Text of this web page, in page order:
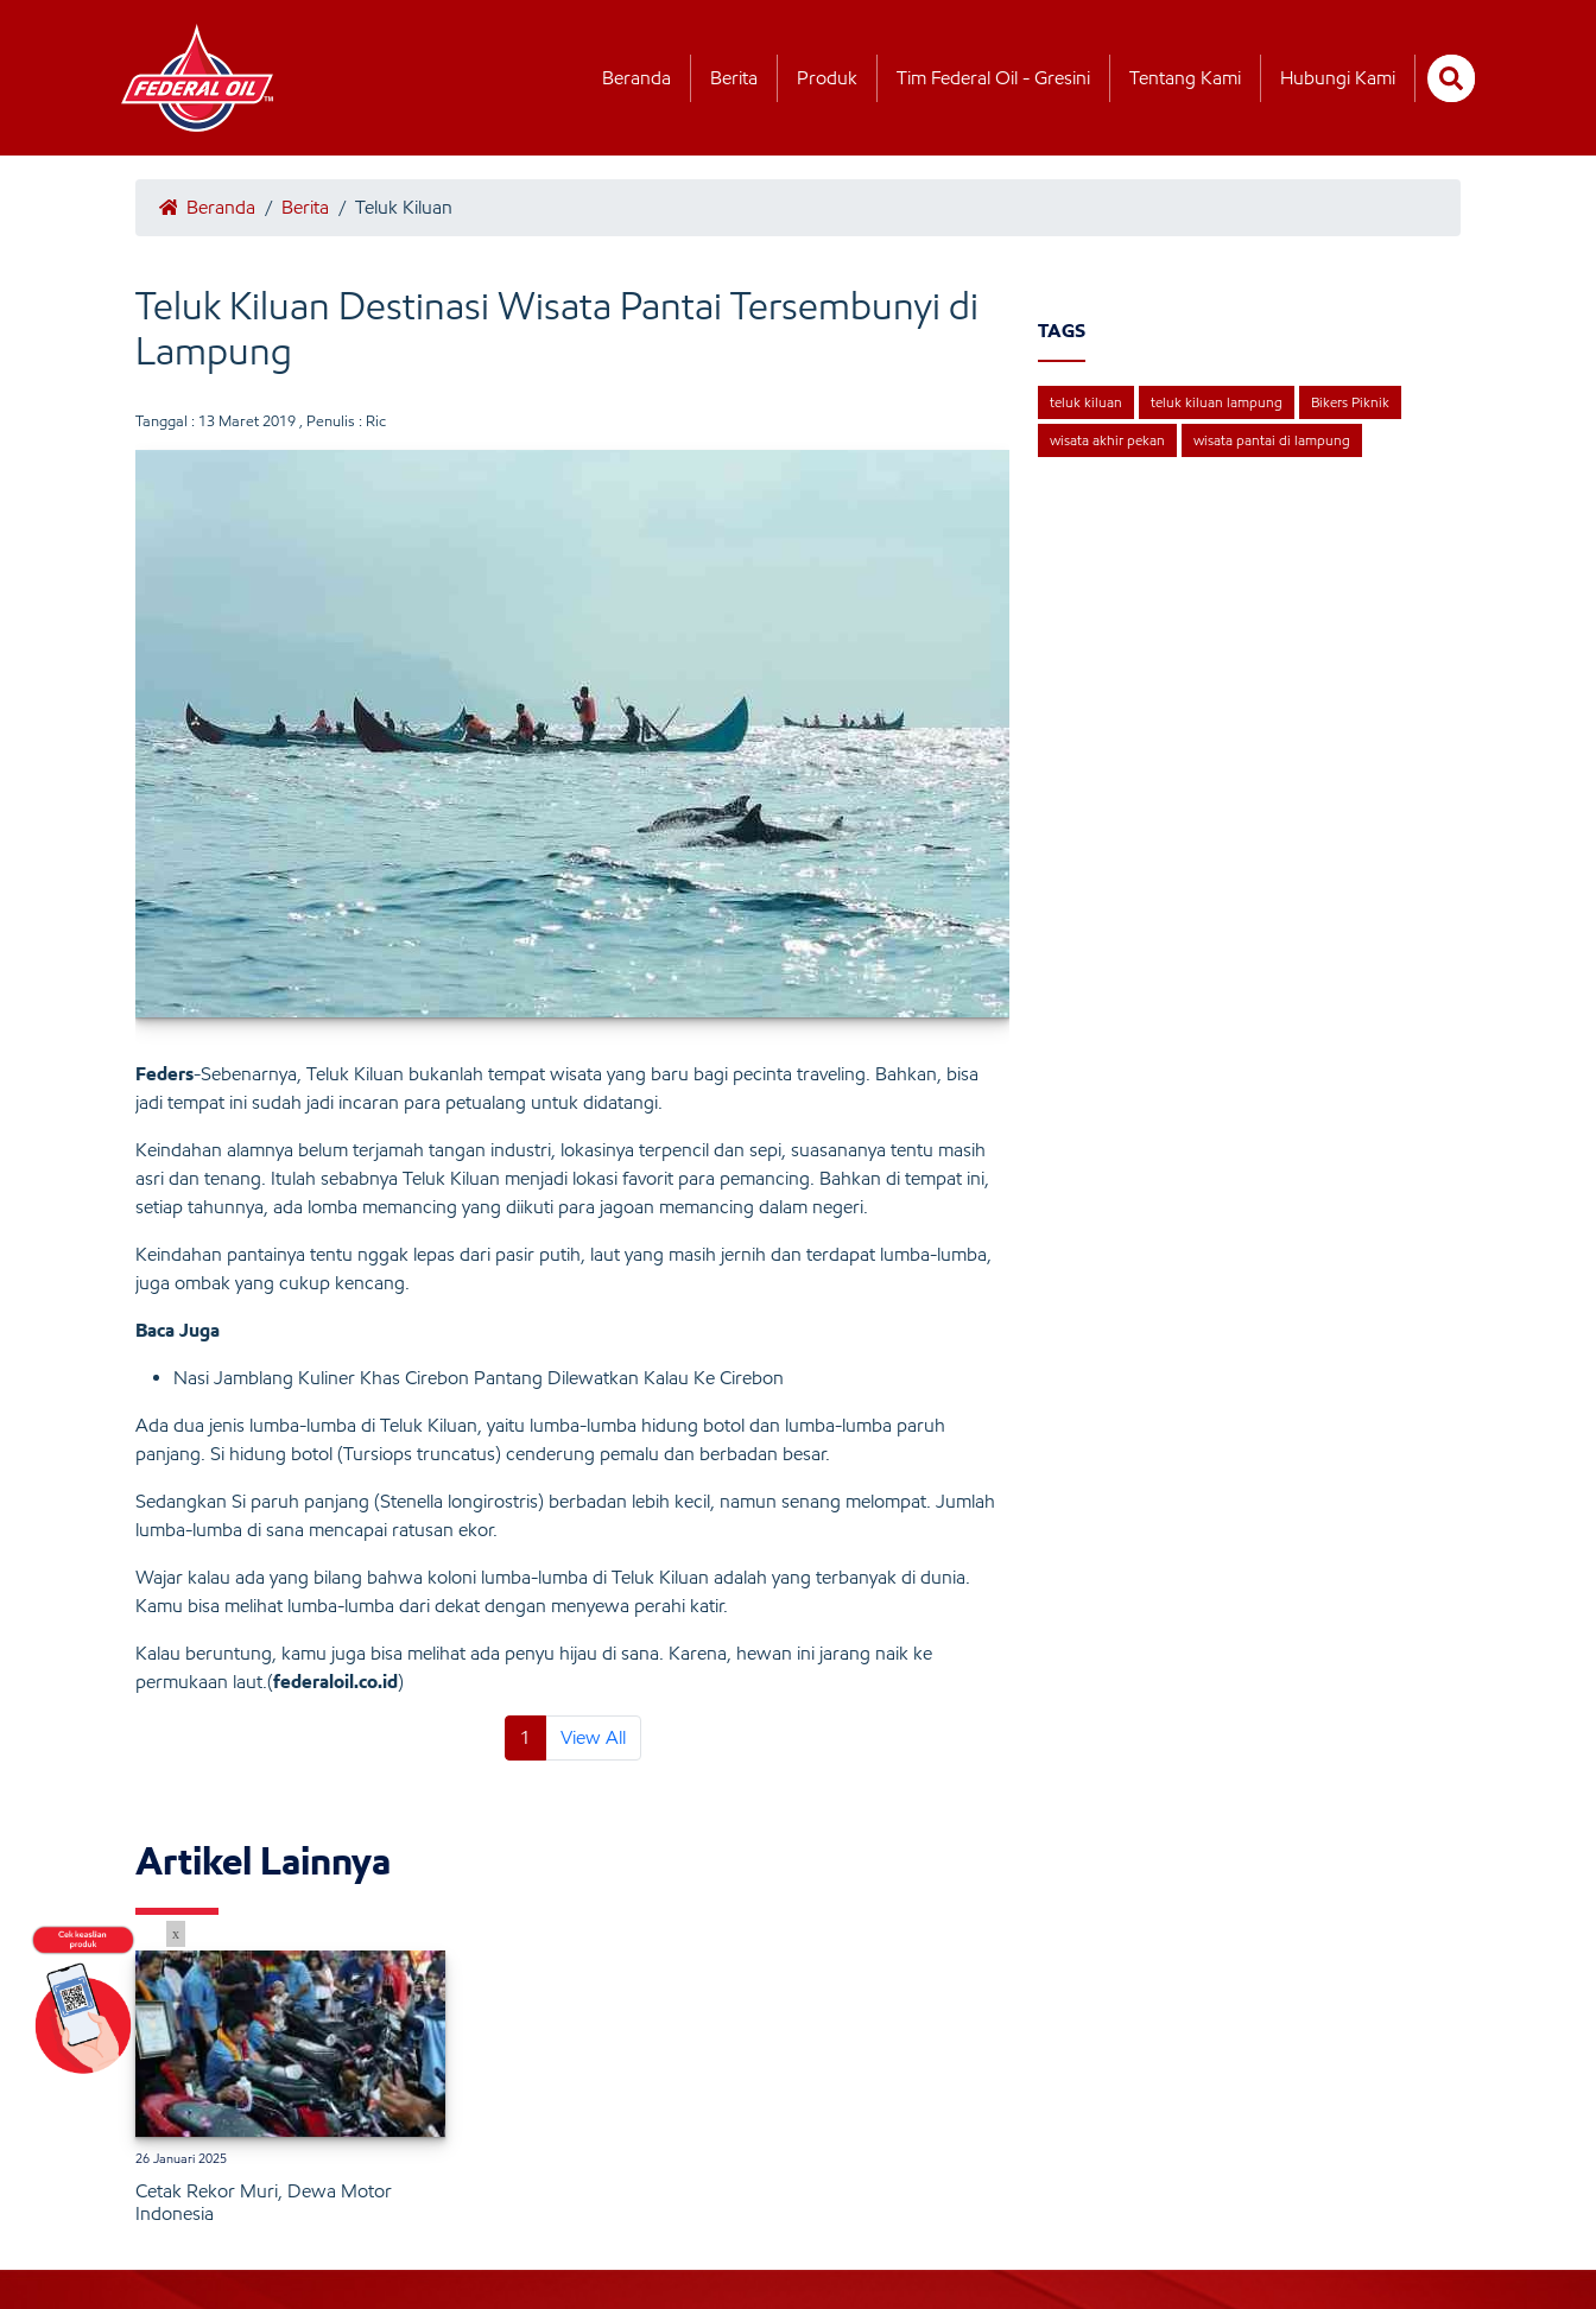
Beranda Berita Produk Tim Federal Oil - Gresini Tentang Kami Hubungi Kami
Beranda / Berita / Teluk Kiluan
Teluk Kiluan Destinasi Wisata Pantai Tersembunyi di
Lampung
Tanggal : 13 Maret 2019 , Penulis : Ric
Feders-Sebenarnya, Teluk Kiluan bukanlah tempat wisata yang baru bagi pecinta traveling. Bahkan, bisa
jadi tempat ini sudah jadi incaran para petualang untuk didatangi.
Keindahan alamnya belum terjamah tangan industri, lokasinya terpencil dan sepi, suasananya tentu masih
asri dan tenang. Itulah sebabnya Teluk Kiluan menjadi lokasi favorit para pemancing. Bahkan di tempat ini,
setiap tahunnya, ada lomba memancing yang diikuti para jagoan memancing dalam negeri.
Keindahan pantainya tentu nggak lepas dari pasir putih, laut yang masih jernih dan terdapat lumba-lumba,
juga ombak yang cukup kencang.
Baca Juga
Nasi Jamblang Kuliner Khas Cirebon Pantang Dilewatkan Kalau Ke Cirebon
Ada dua jenis lumba-lumba di Teluk Kiluan, yaitu lumba-lumba hidung botol dan lumba-lumba paruh
panjang. Si hidung botol (Tursiops truncatus) cenderung pemalu dan berbadan besar.
Sedangkan Si paruh panjang (Stenella longirostris) berbadan lebih kecil, namun senang melompat. Jumlah
lumba-lumba di sana mencapai ratusan ekor.
Wajar kalau ada yang bilang bahwa koloni lumba-lumba di Teluk Kiluan adalah yang terbanyak di dunia.
Kamu bisa melihat lumba-lumba dari dekat dengan menyewa perahi katir.
Kalau beruntung, kamu juga bisa melihat ada penyu hijau di sana. Karena, hewan ini jarang naik ke
permukaan laut.(federaloil.co.id)
1 View All
TAGS
teluk kiluan teluk kiluan lampung Bikers Piknik
wisata akhir pekan wisata pantai di lampung
Artikel Lainnya
26 Januari 2025
Cetak Rekor Muri, Dewa Motor
Indonesia
x